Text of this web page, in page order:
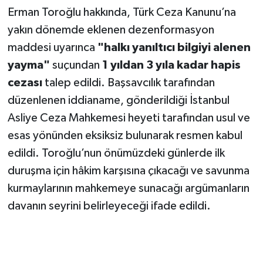
Erman Toroğlu hakkında, Türk Ceza Kanunu’na
yakın dönemde eklenen dezenformasyon
maddesi uyarınca "halkı yanıltıcı bilgiyi alenen
yayma" suçundan 1 yıldan 3 yıla kadar hapis
cezasıtalep edildi. Başsavcılık tarafından
düzenlenen iddianame, gönderildiği İstanbul
Asliye Ceza Mahkemesi heyeti tarafından usul ve
esas yönünden eksiksiz bulunarak resmen kabul
edildi. Toroğlu’nun önümüzdeki günlerde ilk
duruşma için hâkim karşısına çıkacağı ve savunma
kurmaylarının mahkemeye sunacağı argümanların
davanın seyrini belirleyeceği ifade edildi.